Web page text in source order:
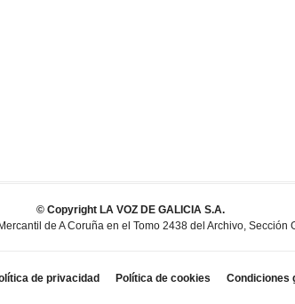
© Copyright LA VOZ DE GALICIA S.A.
de A Coruña en el Tomo 2438 del Archivo,
de privacidad Política de cookies Condiciones